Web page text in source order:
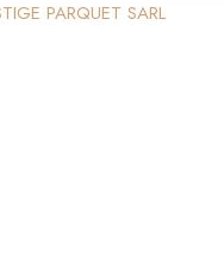
PARQUET SARL